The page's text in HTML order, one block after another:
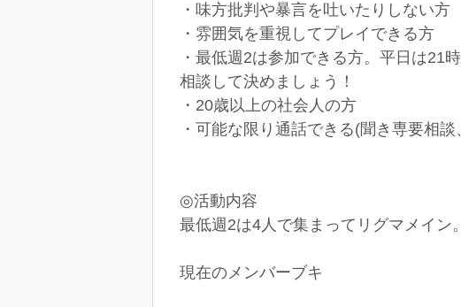
・味方批判や暴言を吐いたりしない方
・雰囲気を重視してプレイできる方
・最低週2は参加できる方。平日は21
相談して決めましょう！
・20歳以上の社会人の方
・可能な限り通話できる(聞き専要相
◎活動内容
最低週2は4人で集まってリグマメイン
現在のメンバーブキ